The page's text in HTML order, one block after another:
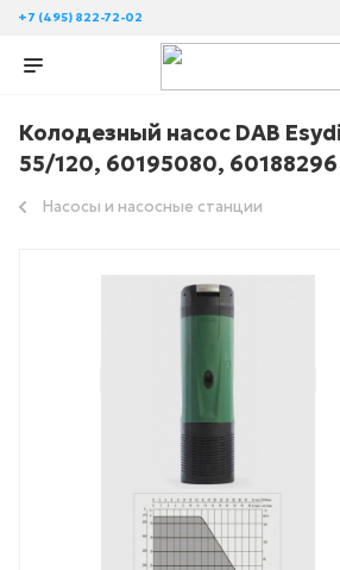
+7 (495) 822-72-02
Колодезный насос DAB
55/120, 60195080, 60188296
Насосы и насосные станции